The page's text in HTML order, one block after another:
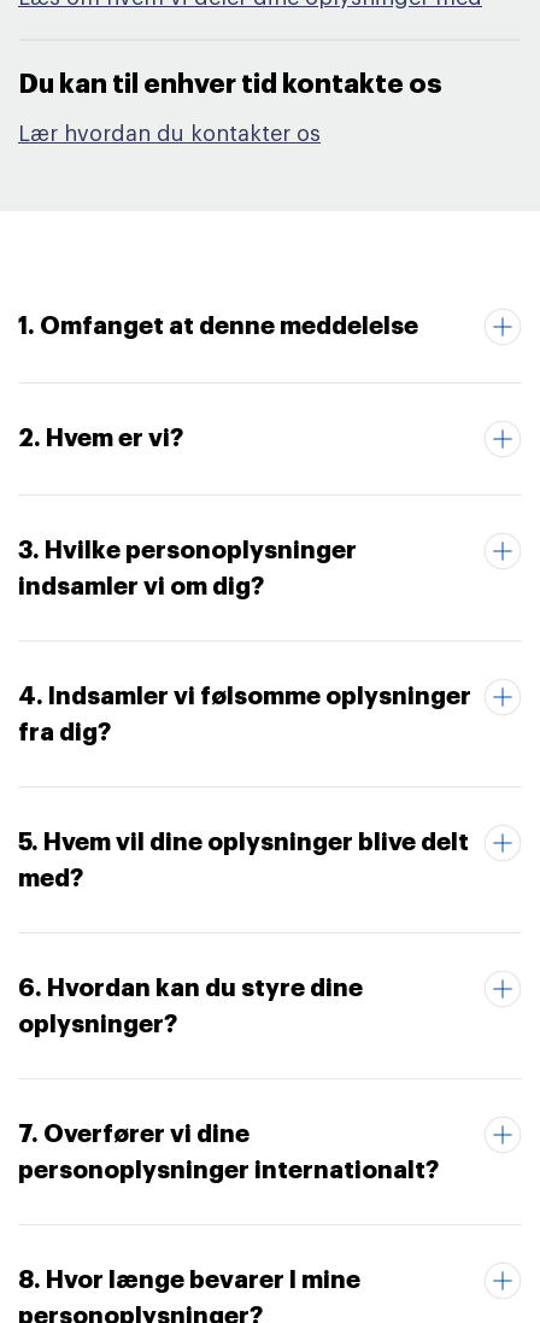
Du kan til enhver tid kontakte os​
Lær hvordan du kontakter os
1. Omfanget at denne meddelelse
2. Hvem er vi?
3. Hvilke personoplysninger
indsamler vi om dig?
4. Indsamler vi følsomme oplysninger
fra dig?
5. Hvem vil dine oplysninger blive delt
med?
6. Hvordan kan du styre dine
oplysninger?
7. Overfører vi dine
personoplysninger internationalt?
8. Hvor længe bevarer I mine
personoplysninger?